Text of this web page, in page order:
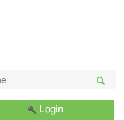
Login